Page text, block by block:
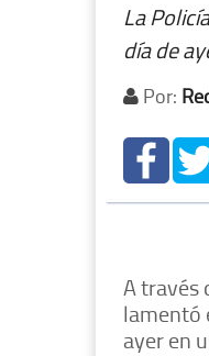
La
día de
Por:
A través
lamentó
ayer en